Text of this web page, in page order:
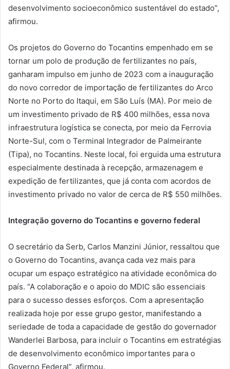
desenvolvimento socioeconômico sustentável do estado”,
afirmou.
Os projetos do Governo do Tocantins empenhado em se
tornar um polo de produção de fertilizantes no país,
ganharam impulso em junho de 2023 com a inauguração
do novo corredor de importação de fertilizantes do Arco
Norte no Porto do Itaqui, em São Luís (MA). Por meio de
um investimento privado de R$ 400 milhões, essa nova
infraestrutura logística se conecta, por meio da Ferrovia
Norte-Sul, com o Terminal Integrador de Palmeirante
(Tipa), no Tocantins. Neste local, foi erguida uma estrutura
especialmente destinada à recepção, armazenagem e
expedição de fertilizantes, que já conta com acordos de
investimento privado no valor de cerca de R$ 550 milhões.
Integração governo do Tocantins e governo federal
O secretário da Serb, Carlos Manzini Júnior, ressaltou que
o Governo do Tocantins, avança cada vez mais para
ocupar um espaço estratégico na atividade econômica do
país. “A colaboração e o apoio do MDIC são essenciais
para o sucesso desses esforços. Com a apresentação
realizada hoje por esse grupo gestor, manifestando a
seriedade de toda a capacidade de gestão do governador
Wanderlei Barbosa, para incluir o Tocantins em estratégias
de desenvolvimento econômico importantes para o
Governo Federal”, afirmou.